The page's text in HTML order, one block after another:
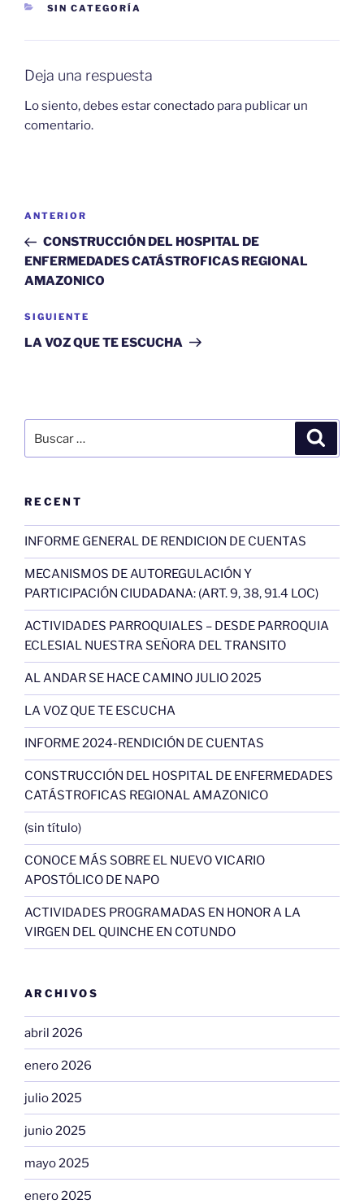
CATEGORÍAS
SIN CATEGORÍA
Deja una respuesta
Lo siento, debes estarconectado para publicar un
comentario.
Navegación
entradas
Entrada
anterior:
ANTERIOR
CONSTRUCCIÓN DEL HOSPITAL DE
ENFERMEDADES CATÁSTROFICAS REGIONAL
AMAZONICO
Siguiente
entrada
SIGUIENTE
LA VOZ QUE TE ESCUCHA
por:
RECENT
INFORME GENERAL DE RENDICION DE CUENTAS
MECANISMOS DE AUTOREGULACIÓN Y
PARTICIPACIÓN CIUDADANA: (ART. 9, 38, 91.4 LOC)
ACTIVIDADES PARROQUIALES – DESDE PARROQUIA
ECLESIAL NUESTRA SEÑORA DEL TRANSITO
AL ANDAR SE HACE CAMINO JULIO 2025
LA VOZ QUE TE ESCUCHA
INFORME 2024-RENDICIÓN DE CUENTAS
CONSTRUCCIÓN DEL HOSPITAL DE ENFERMEDADES
CATÁSTROFICAS REGIONAL AMAZONICO
(sin título)
CONOCE MÁS SOBRE EL NUEVO VICARIO
APOSTÓLICO DE NAPO
ACTIVIDADES PROGRAMADAS EN HONOR A LA
VIRGEN DEL QUINCHE EN COTUNDO
ARCHIVOS
abril 2026
enero 2026
julio 2025
junio 2025
mayo 2025
enero 2025